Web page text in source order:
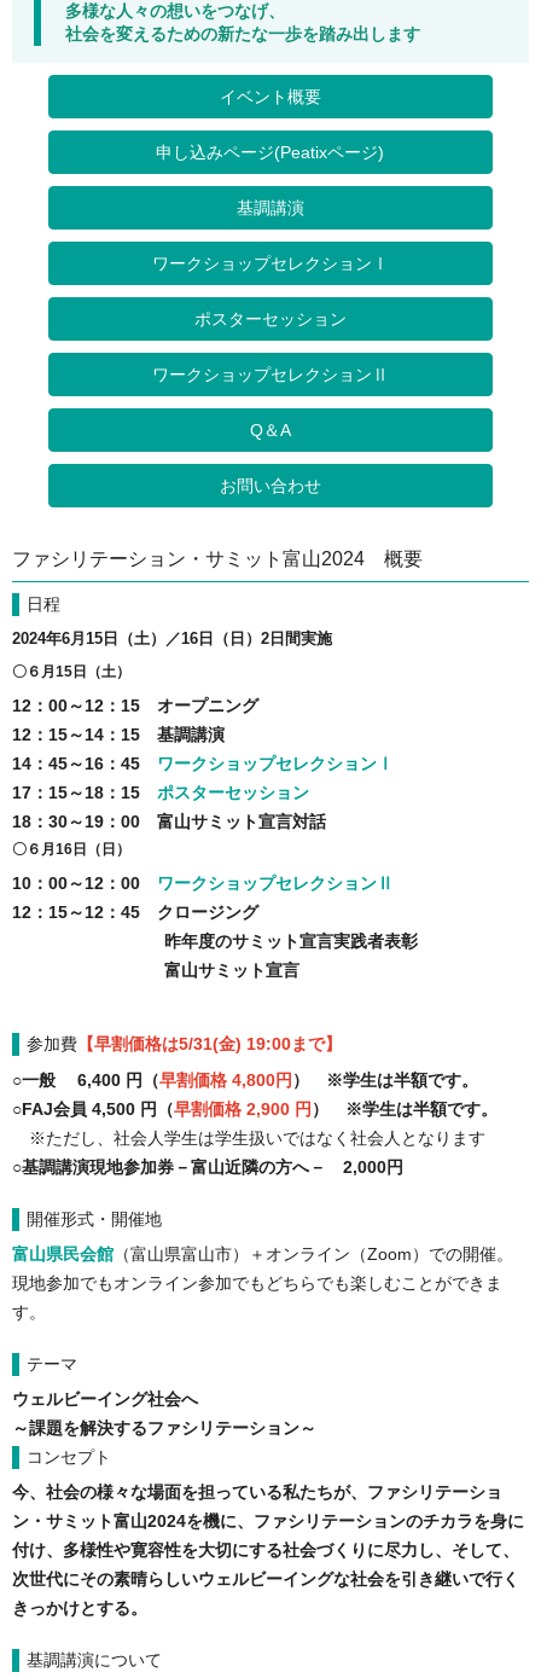
多様な人々の想いをつなげ、
社会を変えるための新たな一歩を踏み出します
イベント概要
申し込みページ(Peatixページ)
基調講演
ワークショップセレクションⅠ
ポスターセッション
ワークショップセレクションⅡ
Q＆A
お問い合わせ
ファシリテーション・サミット富山2024 概要
日程
2024年6月15日（土）／16日（日）2日間実施
〇６月15日（土）
12：00～12：15 オープニング
12：15～14：15 基調講演
14：45～16：45 ワークショップセレクションⅠ
17：15～18：15 ポスターセッション
18：30～19：00 富山サミット宣言対話
〇６月16日（日）
10：00～12：00 ワークショップセレクションⅡ
12：15～12：45 クロージング
昨年度のサミット宣言実践者表彰
富山サミット宣言
参加費【早割価格は5/31(金) 19:00まで】
○一般 6,400 円（早割価格 4,800円 ） ※学生は半額です。
○FAJ会員 4,500 円（早割価格 2,900 円 ） ※学生は半額です。
※ただし、社会人学生は学生扱いではなく社会人となります
○基調講演現地参加券－富山近隣の方へ－ 2,000円
開催形式・開催地
富山県民会館 （富山県富山市）＋オンライン（Zoom）での開催。
現地参加でもオンライン参加でもどちらでも楽しむことができま
す。
テーマ
ウェルビーイング社会へ
～課題を解決するファシリテーション～
コンセプト
今、社会の様々な場面を担っている私たちが、ファシリテーショ
ン・サミット富山2024を機に、ファシリテーションのチカラを身に
付け、多様性や寛容性を大切にする社会づくりに尽力し、そして、
次世代にその素晴らしいウェルビーイングな社会を引き継いで行く
きっかけとする。
基調講演について